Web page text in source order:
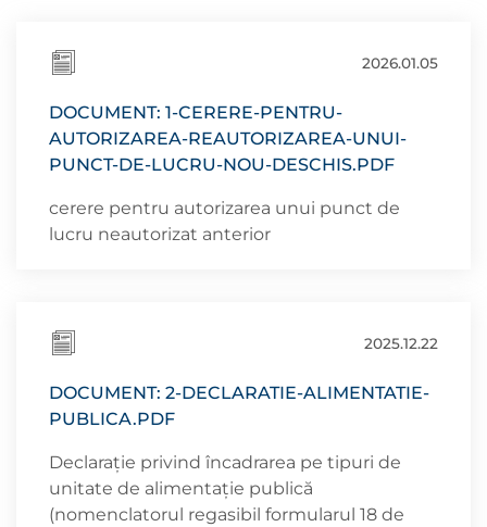
2026.01.05
DOCUMENT: 1-CERERE-PENTRU-
AUTORIZAREA-REAUTORIZAREA-UNUI-
PUNCT-DE-LUCRU-NOU-DESCHIS.PDF
cerere pentru autorizarea unui punct de
lucru neautorizat anterior
2025.12.22
DOCUMENT: 2-DECLARATIE-ALIMENTATIE-
PUBLICA.PDF
Declarație privind încadrarea pe tipuri de
unitate de alimentație publică
(nomenclatorul regasibil formularul 18 de